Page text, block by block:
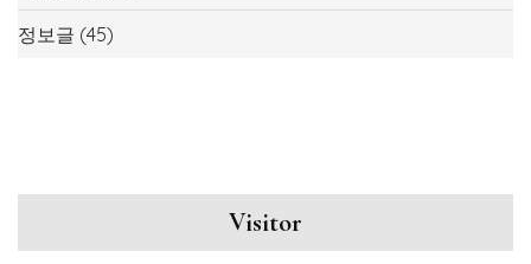
정보글 (45)
Visitor